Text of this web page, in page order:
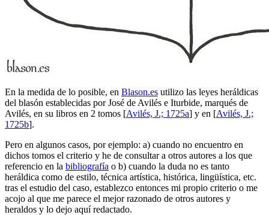
En la medida de lo posible, en Blason.es utilizo las leyes heráldicas
del blasón establecidas por José de Avilés e Iturbide, marqués de
Avilés, en su libros en 2 tomos [Avilés, J.; 1725a] y en [Avilés, J.;
1725b].
Pero en algunos casos, por ejemplo: a) cuando no encuentro en
dichos tomos el criterio y he de consultar a otros autores a los que
referencio en la bibliografía o b) cuando la duda no es tanto
heráldica como de estilo, técnica artística, histórica, lingüística, etc.
tras el estudio del caso, establezco entonces mi propio criterio o me
acojo al que me parece el mejor razonado de otros autores y
heraldos y lo dejo aquí redactado.